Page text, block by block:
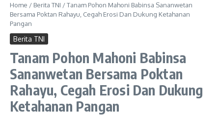
Home / Berita TNI /Tanam Pohon Mahoni Babinsa Sananwetan
Bersama Poktan Rahayu, Cegah Erosi Dan Dukung Ketahanan
Pangan
Berita TNI
Tanam Pohon Mahoni Babinsa
Sananwetan Bersama Poktan
Rahayu, Cegah Erosi Dan Dukung
Ketahanan Pangan